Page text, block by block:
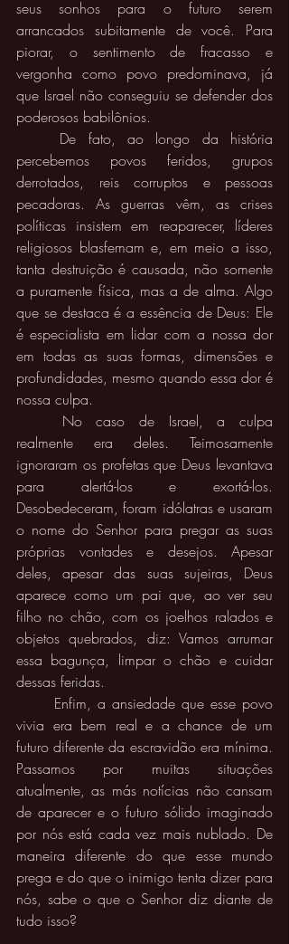
seus sonhos para o futuro serem
arrancados subitamente de você. Para
piorar, o sentimento de fracasso e
vergonha como povo predominava, já
que Israel não conseguiu se defender dos
poderosos babilônios.
percebemos povos feridos, grupos
derrotados, reis corruptos e pessoas
pecadoras. As guerras vêm, as crises
políticas insistem em reaparecer, líderes
religiosos blasfemam e, em meio a isso,
tanta destruição é causada, não somente
a puramente física, mas a de alma. Algo
que se destaca é a essência de Deus: Ele
é especialista em lidar com a nossa dor
em todas as suas formas, dimensões e
profundidades, mesmo quando essa dor é
nossa culpa.
realmente era deles. Teimosamente
ignoraram os profetas que Deus levantava
para alertá-los e exortá-los.
Desobedeceram, foram idólatras e usaram
o nome do Senhor para pregar as suas
próprias vontades e desejos. Apesar
deles, apesar das suas sujeiras, Deus
aparece como um pai que, ao ver seu
filho no chão, com os joelhos ralados e
objetos quebrados, diz: Vamos arrumar
essa bagunça, limpar o chão e cuidar
dessas feridas.
vivia era bem real e a chance de um
futuro diferente da escravidão era mínima.
Passamos por muitas situações
atualmente, as más notícias não cansam
de aparecer e o futuro sólido imaginado
por nós está cada vez mais nublado. De
maneira diferente do que esse mundo
prega e do que o inimigo tenta dizer para
nós, sabe o que o Senhor diz diante de
tudo isso?